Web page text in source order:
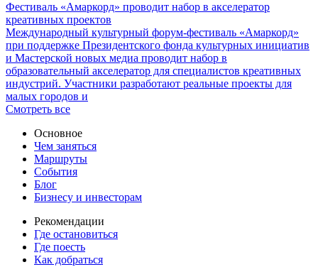
Фестиваль «Амаркорд» проводит набор в акселератор
креативных проектов
Международный культурный форум-фестиваль «Амаркорд»
при поддержке Президентского фонда культурных инициатив
и Мастерской новых медиа проводит набор в
образовательный акселератор для специалистов креативных
индустрий. Участники разработают реальные проекты для
малых городов и
Смотреть все
Основное
Чем заняться
Маршруты
События
Блог
Бизнесу и инвесторам
Рекомендации
Где остановиться
Где поесть
Как добраться